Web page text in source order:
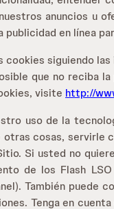
anuncios u
en línea
cookies siguiendo
que no reciba
visite http://
uso de la
otras cosas, servirle
Si usted no
de los Flash
También puede
Tenga en